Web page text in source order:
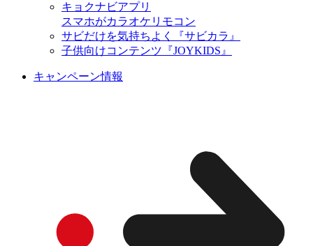
キョクナビアプリ
スマホがカラオケリモコン
サビだけを気持ちよく『サビカラ』
子供向けコンテンツ『JOYKIDS』
キャンペーン情報